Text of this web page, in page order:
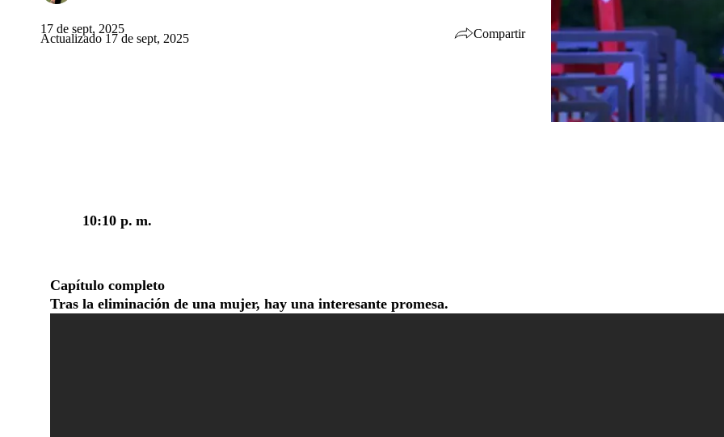
17 de sept, 2025
Actualizado 17 de sept, 2025 Compartir
10:10 p. m.
Capítulo completo
Tras la eliminación de una mujer, hay una interesante promesa.